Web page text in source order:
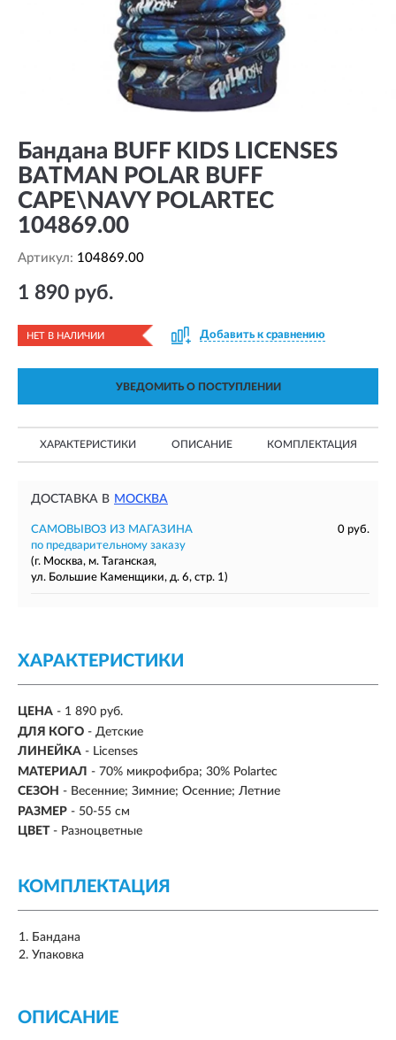
Бандана BUFF KIDS LICENSES
BATMAN POLAR BUFF
CAPE\NAVY POLARTEC
104869.00
Артикул: 104869.00
1 890 руб.
НЕТ В НАЛИЧИИ Добавить к сравнению
УВЕДОМИТЬ О ПОСТУПЛЕНИИ
ХАРАКТЕРИСТИКИ ОПИСАНИЕ КОМПЛЕКТАЦИЯ
ДОСТАВКА В МОСКВА
САМОВЫВОЗ ИЗ МАГАЗИНА
0 руб.
по предварительному заказу
(г. Москва, м. Таганская,
ул. Большие Каменщики, д. 6, стр. 1)
ХАРАКТЕРИСТИКИ
ЦЕНА - 1 890 руб.
ДЛЯ КОГО - Детские
ЛИНЕЙКА - Licenses
МАТЕРИАЛ - 70% микрофибра; 30% Polartec
СЕЗОН - Весенние; Зимние; Осенние; Летние
РАЗМЕР - 50-55 см
ЦВЕТ - Разноцветные
КОМПЛЕКТАЦИЯ
Бандана
Упаковка
ОПИСАНИЕ